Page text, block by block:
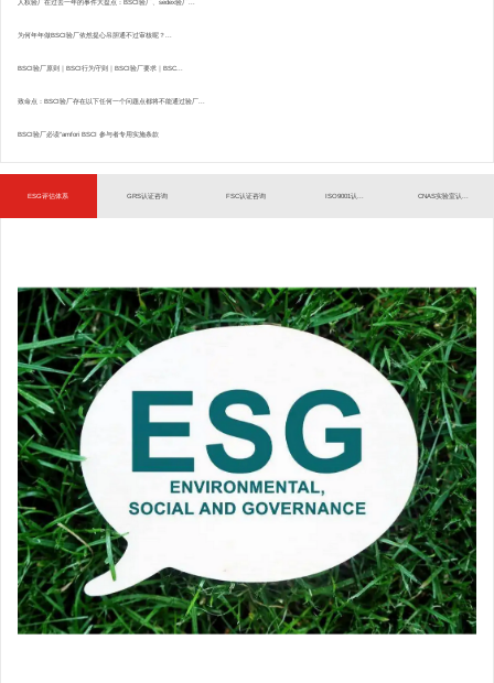
人权验厂在过去一年的事件大盘点：BSCI验厂、sedex验厂...
为何年年做BSCI验厂依然提心吊胆通不过审核呢？...
BSCI验厂原则｜BSCI行为守则｜BSCI验厂要求｜BSC...
致命点：BSCI验厂存在以下任何一个问题点都将不能通过验厂...
BSCI验厂必读”amfori BSCI 参与者专用实施条款
ESG评估体系 GRS认证咨询 FSC认证咨询 ISO9001认... CNAS实验室认...